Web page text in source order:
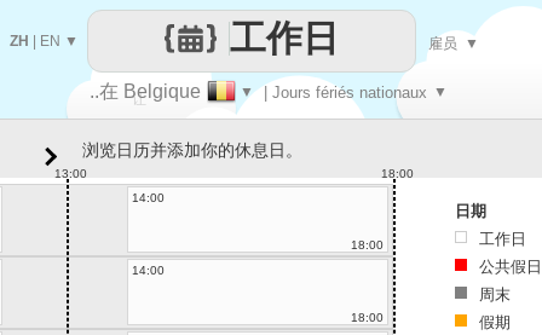
让
每一天
..在 Belgique ▼ | Jours fériés nationaux ▼
工作日
ZH EN ▼ 雇员 ▼
浏览日历并添加你的休息日。
13:00
18:00
14:00
18:00
14:00
18:00
日期
工作日
公共假日
周末
假期